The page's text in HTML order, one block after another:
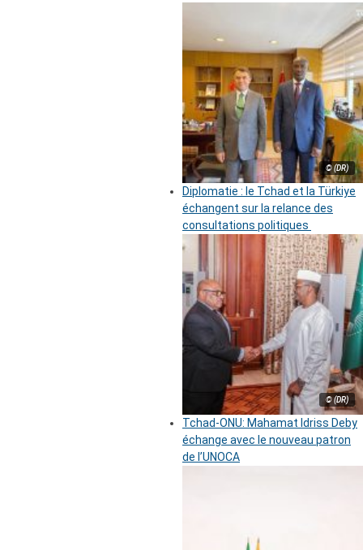
© (DR)
Diplomatie : le Tchad et la Türkiye
échangent sur la relance des
consultations politiques
© (DR)
Tchad-ONU: Mahamat Idriss Deby
échange avec le nouveau patron
de l’UNOCA